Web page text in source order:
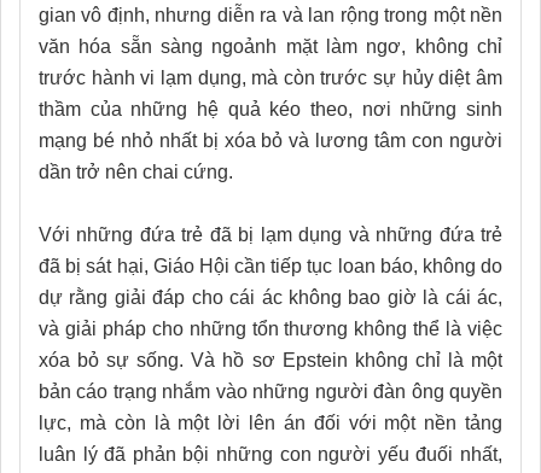
gian vô định, nhưng diễn ra và lan rộng trong một nền
văn hóa sẵn sàng ngoảnh mặt làm ngơ, không chỉ
trước hành vi lạm dụng, mà còn trước sự hủy diệt âm
thầm của những hệ quả kéo theo, nơi những sinh
mạng bé nhỏ nhất bị xóa bỏ và lương tâm con người
dần trở nên chai cứng.
Với những đứa trẻ đã bị lạm dụng và những đứa trẻ
đã bị sát hại, Giáo Hội cần tiếp tục loan báo, không do
dự rằng giải đáp cho cái ác không bao giờ là cái ác,
và giải pháp cho những tổn thương không thể là việc
xóa bỏ sự sống. Và hồ sơ Epstein không chỉ là một
bản cáo trạng nhắm vào những người đàn ông quyền
lực, mà còn là một lời lên án đối với một nền tảng
luân lý đã phản bội những con người yếu đuối nhất,